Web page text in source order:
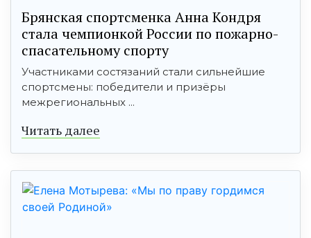
Брянская спортсменка Анна Кондря
стала чемпионкой России по пожарно-
спасательному спорту
Участниками состязаний стали сильнейшие
спортсмены: победители и призёры
межрегиональных ...
Читать далее